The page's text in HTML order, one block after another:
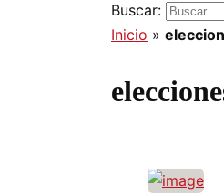
Buscar:
Inicio »